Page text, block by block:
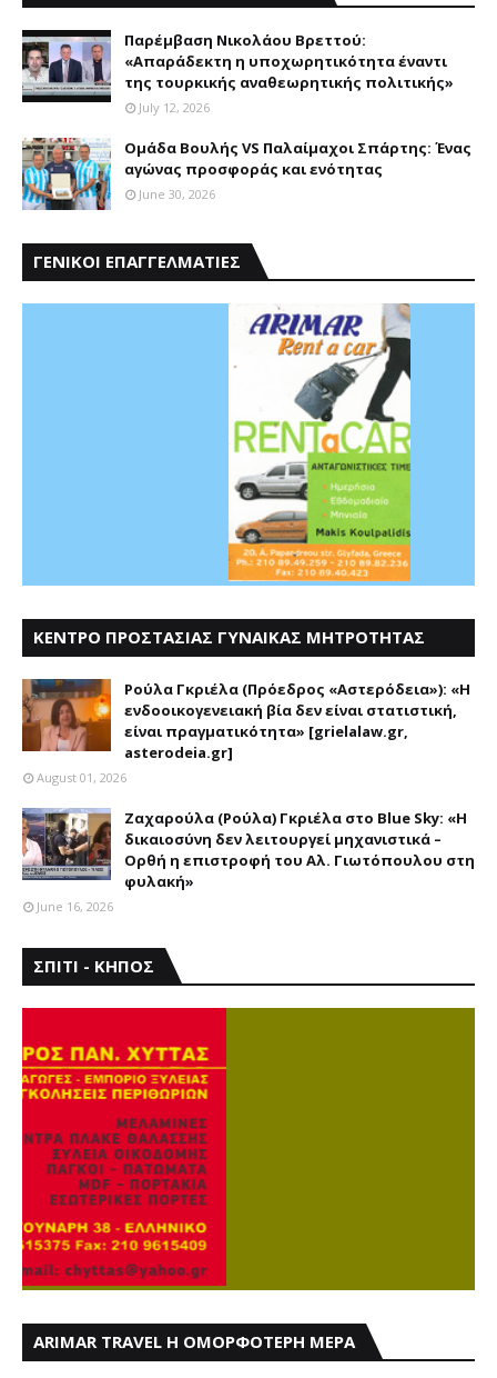
Παρέμβαση Nικολάου Bρεττού:
«Aπαράδεκτη η υποχωρητικότητα έναντι
της τουρκικής αναθεωρητικής πολιτικής»
July 12, 2026
Ομάδα Βουλής VS Παλαίμαχοι Σπάρτης: Ένας
αγώνας προσφοράς και ενότητας
June 30, 2026
ΓΕΝΙΚΟΙ ΕΠΑΓΓΕΛΜΑΤΙΕΣ
ΚΕΝΤΡΟ ΠΡΟΣΤΑΣΙΑΣ ΓΥΝΑΙΚΑΣ ΜΗΤΡΟΤΗΤΑΣ
Ρούλα Γκριέλα (Πρόεδρος «Αστερόδεια»): «Η
ενδοοικογενειακή βία δεν είναι στατιστική,
είναι πραγματικότητα» [grielalaw.gr,
asterodeia.gr]
August 01, 2026
Ζαχαρούλα (Ρούλα) Γκριέλα στο Blue Sky: «Η
δικαιοσύνη δεν λειτουργεί μηχανιστικά –
Ορθή η επιστροφή του Αλ. Γιωτόπουλου στη
φυλακή»
June 16, 2026
ΣΠΙΤΙ - ΚΗΠΟΣ
ARIMAR TRAVEL Η ΟΜΟΡΦΟΤΕΡΗ ΜΕΡΑ